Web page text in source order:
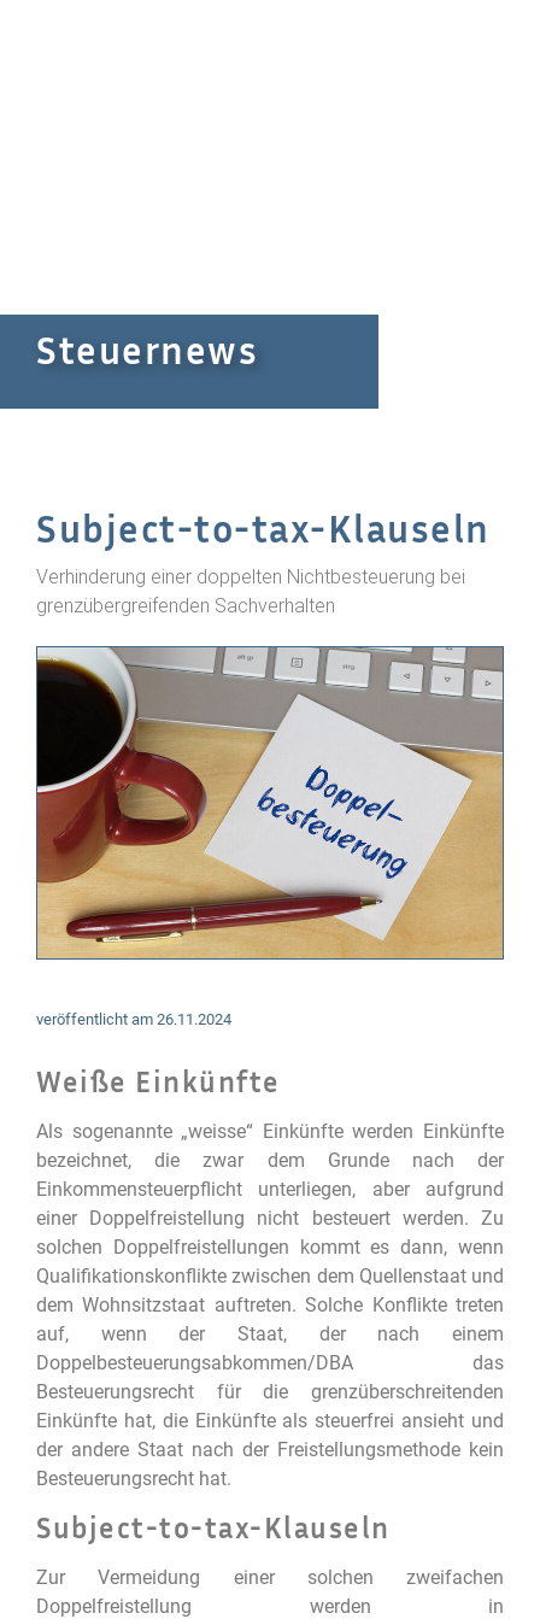
Steuernews
Subject-to-tax-Klauseln
Verhinderung einer doppelten Nichtbesteuerung bei
grenzübergreifenden Sachverhalten
veröffentlicht am 26.11.2024
Weiße Einkünfte
Als sogenannte „weisse“ Einkünfte werden Einkünfte
bezeichnet, die zwar dem Grunde nach der
Einkommensteuerpflicht unterliegen, aber aufgrund
einer Doppelfreistellung nicht besteuert werden. Zu
solchen Doppelfreistellungen kommt es dann, wenn
Qualifikationskonflikte zwischen dem Quellenstaat und
dem Wohnsitzstaat auftreten. Solche Konflikte treten
auf, wenn der Staat, der nach einem
Doppelbesteuerungsabkommen/DBA das
Besteuerungsrecht für die grenzüberschreitenden
Einkünfte hat, die Einkünfte als steuerfrei ansieht und
der andere Staat nach der Freistellungsmethode kein
Besteuerungsrecht hat.
Subject-to-tax-Klauseln
Zur Vermeidung einer solchen zweifachen
Doppelfreistellung werden in